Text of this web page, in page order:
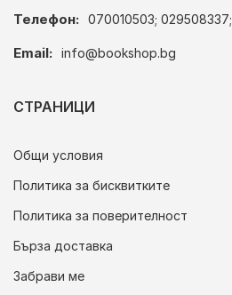
Телефон: 070010503; 029508337;
Email: info@bookshop.bg
СТРАНИЦИ
Общи условия
Политика за бисквитките
Политика за поверителност
Бърза доставка
Забрави ме